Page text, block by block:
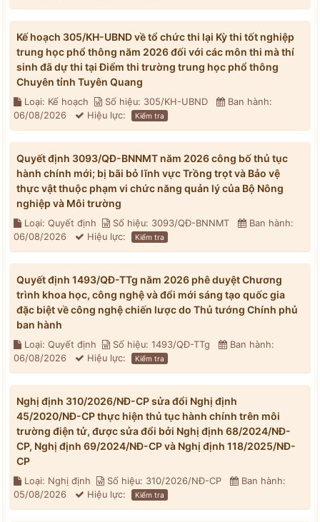
Kế hoạch 305/KH-UBND về tổ chức thi lại Kỳ thi tốt nghiệp
trung học phổ thông năm 2026 đối với các môn thi mà thí
sinh đã dự thi tại Điểm thi trường trung học phổ thông
Chuyên tỉnh Tuyên Quang
Loại: Kế hoạch Số hiệu: 305/KH-UBND
Ban hành:
06/08/2026
Hiệu lực: Kiểm tra
Quyết định 3093/QĐ-BNNMT năm 2026 công bố thủ tục
hành chính mới; bị bãi bỏ lĩnh vực Trồng trọt và Bảo vệ
thực vật thuộc phạm vi chức năng quản lý của Bộ Nông
nghiệp và Môi trường
Loại: Quyết định Số hiệu: 3093/QĐ-BNNMT
Ban hành:
06/08/2026
Hiệu lực: Kiểm tra
Quyết định 1493/QĐ-TTg năm 2026 phê duyệt Chương
trình khoa học, công nghệ và đổi mới sáng tạo quốc gia
đặc biệt về công nghệ chiến lược do Thủ tướng Chính phủ
ban hành
Loại: Quyết định Số hiệu: 1493/QĐ-TTg
Ban hành:
06/08/2026
Hiệu lực: Kiểm tra
Nghị định 310/2026/NĐ-CP sửa đổi Nghị định
45/2020/NĐ-CP thực hiện thủ tục hành chính trên môi
trường điện tử, được sửa đổi bởi Nghị định 68/2024/NĐ-
CP, Nghị định 69/2024/NĐ-CP và Nghị định 118/2025/NĐ-
CP
Loại: Nghị định Số hiệu: 310/2026/NĐ-CP
Ban hành:
05/08/2026
Hiệu lực: Kiểm tra